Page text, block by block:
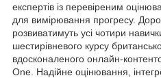
експертів із перевіреним
для вимірювання прогресу.
розвиватимуть усі чотири
шестирівневого курсу
вдосконаленого онлайн-
One. Надійне оцінювання,